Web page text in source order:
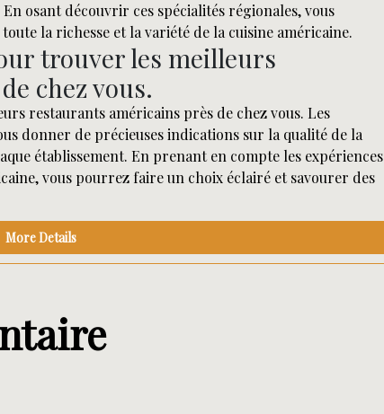
osant découvrir ces spécialités régionales, vous
la richesse et la variété de la cuisine américaine.
trouver les meilleurs
chez vous.
restaurants américains près de chez vous. Les
donner de précieuses indications sur la qualité de la
établissement. En prenant en compte les expériences
vous pourrez faire un choix éclairé et savourer des
More Details